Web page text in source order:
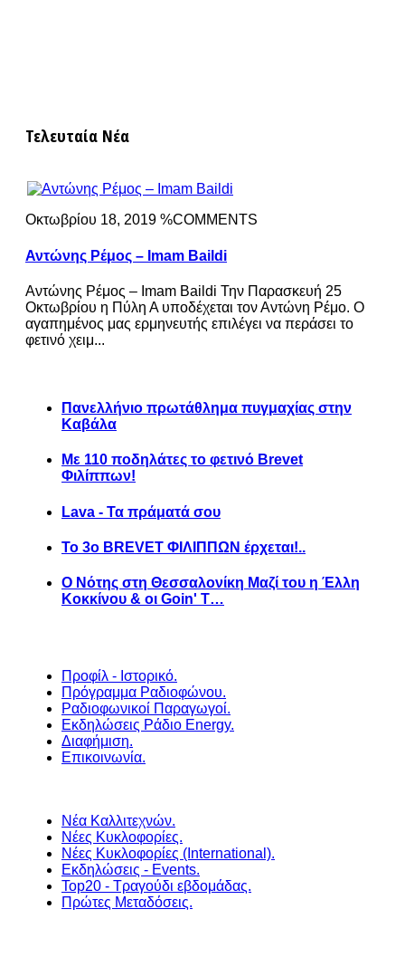
Τελευταία Νέα
Οκτωβρίου 18, 2019 %COMMENTS
Αντώνης Ρέμος – Imam Baildi
Αντώνης Ρέμος – Imam Baildi Την Παρασκευή 25
Οκτωβρίου η Πύλη Α υποδέχεται τον Αντώνη Ρέμο. Ο
αγαπημένος μας ερμηνευτής επιλέγει να περάσει το
φετινό χειμ...
Πανελλήνιο πρωτάθλημα πυγμαχίας στην
Καβάλα
Με 110 ποδηλάτες το φετινό Brevet
Φιλίππων!
Lava - Τα πράματά σου
Το 3ο BREVET ΦΙΛΙΠΠΩΝ έρχεται!..
Ο Νότης στη Θεσσαλονίκη Μαζί του η Έλλη
Κοκκίνου & οι Goin' T…
Προφίλ - Ιστορικό.
Πρόγραμμα Ραδιοφώνου.
Ραδιοφωνικοί Παραγωγοί.
Εκδηλώσεις Ράδιο Energy.
Διαφήμιση.
Επικοινωνία.
Νέα Καλλιτεχνών.
Νέες Κυκλοφορίες.
Νέες Κυκλοφορίες (International).
Εκδηλώσεις - Events.
Top20 - Τραγούδι εβδομάδας.
Πρώτες Μεταδόσεις.